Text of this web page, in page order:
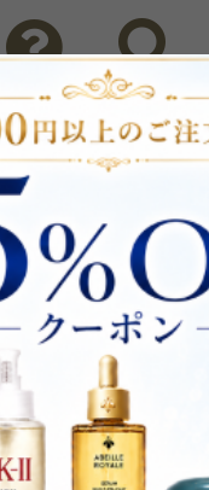
さないタイプ
合わせ 検索
トプレゼント！
ランキング ブ
な頭皮へ